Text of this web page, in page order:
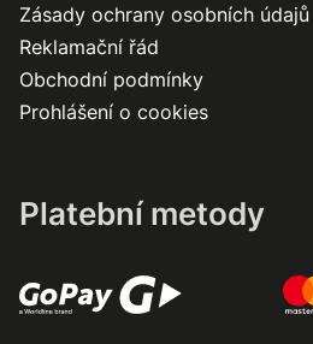
Zásady ochrany osobních údajů
Reklamační řád
Obchodní podmínky
Prohlášení o cookies
Platební metody